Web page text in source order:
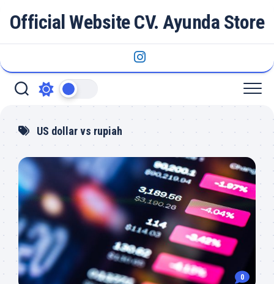
Official Website CV. Ayunda Store
US dollar vs rupiah
0